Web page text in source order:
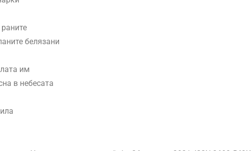
белязани
им
в небесата